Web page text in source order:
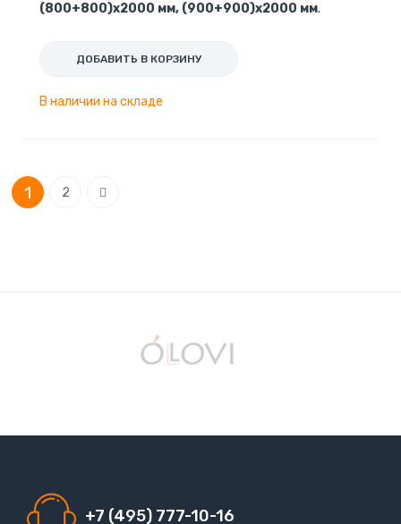
(800+800)х2000 мм, (900+900)х2000 мм.
ДОБАВИТЬ В КОРЗИНУ
В наличии на складе
Страница
You're currently reading page
1 2
+7 (495) 777-10-16